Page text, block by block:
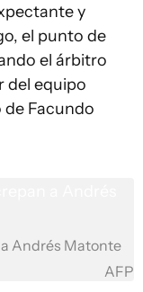
y
el punto de
el árbitro
del equipo
Facundo
Andrés Matonte
AFP